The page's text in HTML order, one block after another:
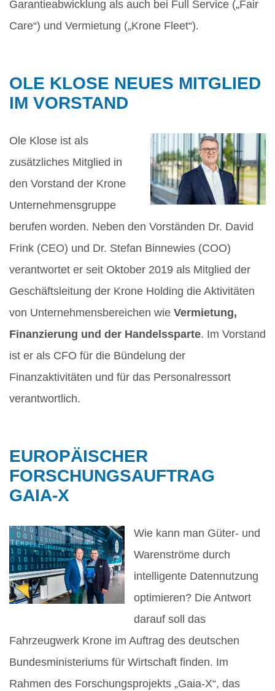
Garantieabwicklung als auch bei Full Service („Fair
Care“) und Vermietung („Krone Fleet“).
OLE KLOSE NEUES MITGLIED
IM VORSTAND
Ole Klose ist als
zusätzliches Mitglied in
den Vorstand der Krone
Unternehmensgruppe
berufen worden. Neben den Vorständen Dr. David
Frink (CEO) und Dr. Stefan Binnewies (COO)
verantwortet er seit Oktober 2019 als Mitglied der
Geschäftsleitung der Krone Holding die Aktivitäten
von Unternehmensbereichen wie Vermietung,
Finanzierung und der Handelssparte. Im Vorstand
ist er als CFO für die Bündelung der
Finanzaktivitäten und für das Personalressort
verantwortlich.
EUROPÄISCHER
FORSCHUNGSAUFTRAG
GAIA-X
Wie kann man Güter- und
Warenströme durch
intelligente Datennutzung
optimieren? Die Antwort
darauf soll das
Fahrzeugwerk Krone im Auftrag des deutschen
Bundesministeriums für Wirtschaft finden. Im
Rahmen des Forschungsprojekts „Gaia-X“, das